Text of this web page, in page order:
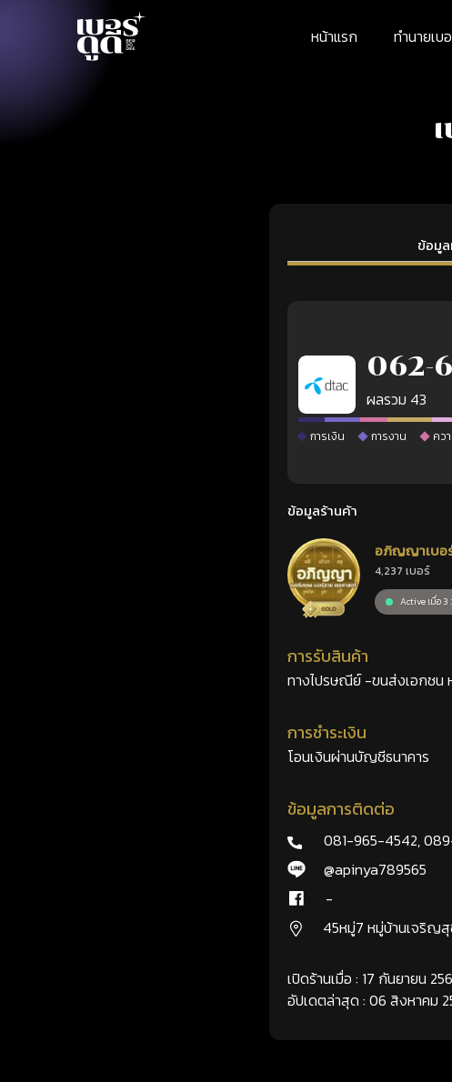
หน้าแรก ทำนายเบ
ข้อมู
062-
ผลรวม 43
การเงิน การงาน คว
ข้อมูลร้านค้า
อภิญญาเบอ
เลขศาสตร์
4,237 เบอร์
Active เมื่อ
การรับสินค้า
ทางไปรษณีย์ -ขนส่งเอกชน
การชำระเงิน
โอนเงินผ่านบัญชีธนาคาร
ข้อมูลการติดต่อ
081-965-4542,
@apinya789565
-
45หมู่7 หมู่บ้านเจริญ
เปิดร้านเมื่อ : 17 กันยายน
อัปเดตล่าสุด : 06 สิงหาคม